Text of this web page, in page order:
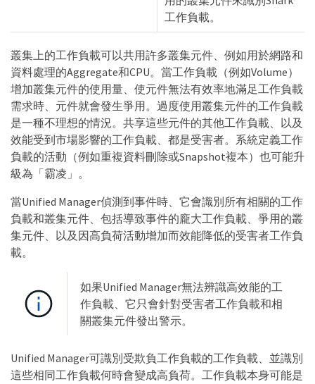
工作負載。
叢集上的工作負載可以共用許多叢集元件、例如用於網路和
資料處理的Aggregate和CPU。當工作負載（例如Volume）
增加叢集元件的使用量、使元件無法有效率地滿足工作負載
需求時、元件就會發生爭用。過度使用叢集元件的工作負載
是一種不理想的情況。共享這些元件的其他工作負載、以及
效能受到市場影響的工作負載、都是受害者。系統定義工作
負載的活動（例如重複資料刪除或Snapshot複本）也可能升
級為「霸凌」。
當Unified Manager偵測到事件時、它會識別所有相關的工作
負載和叢集元件、包括導致事件的龐大工作負載、爭用的叢
集元件、以及因高負荷活動增加而效能降低的受害者工作負
載。
如果Unified Manager無法辨識高效能的工
作負載、它只會針對受害者工作負載和相
關叢集元件發出警示。
Unified Manager可識別受欺負工作負載的工作負載、並識別
這些相同工作負載何時會變成高負荷。工作負載本身可能是